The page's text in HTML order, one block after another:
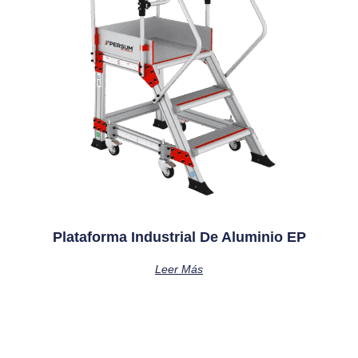
Plataforma Industrial De Aluminio EP
Leer Más